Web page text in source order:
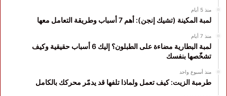
منذ 5 أيام
لمبة المكينة (تشيك إنجن): أهم 7 أسباب وطريقة التعامل معها
منذ 7 أيام
لمبة البطارية مضاءة على الطبلون؟ إليك 6 أسباب حقيقية وكيف
تشخّصها بنفسك
منذ أسبوع واحد
طرمبة الزيت: كيف تعمل ولماذا تلفها قد يدمّر محركك بالكامل